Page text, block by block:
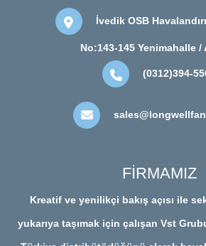
İvedik OSB
No:143-145 Yenimahalle /
(0312)394-
FİRMAMIZ
Kreatif ve yenilikçi bakış açısı ile
yukarıya taşımak için çalışan Vst